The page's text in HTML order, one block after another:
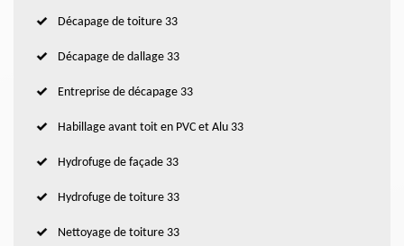
Décapage de toiture 33
Décapage de dallage 33
Entreprise de décapage 33
Habillage avant toit en PVC et Alu 33
Hydrofuge de façade 33
Hydrofuge de toiture 33
Nettoyage de toiture 33